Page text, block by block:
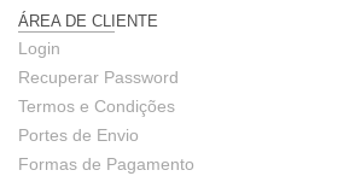
ÁREA DE CLIENTE
Login
Recuperar Password
Termos e Condições
Portes de Envio
Formas de Pagamento